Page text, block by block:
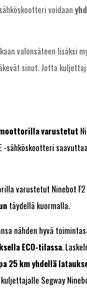
voidaan
valonsäteen lisäksi
sinut. Jotta
varustetut
sähköskootteri
varustetut Ninebot
täydellä kuormalla.
nähden hyvä
ECO-tilassa.
25 km yhdellä
Segway